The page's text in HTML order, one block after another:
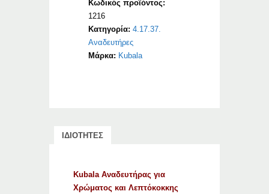
ποσότητα
Κωδικός προϊόντος:
1216
Κατηγορία:4.17.37.
Αναδευτήρες
Μάρκα: Kubala
ΙΔΙΟΤΗΤΕΣ
Kubala Αναδευτήρας για
Χρώματος και Λεπτόκοκκης